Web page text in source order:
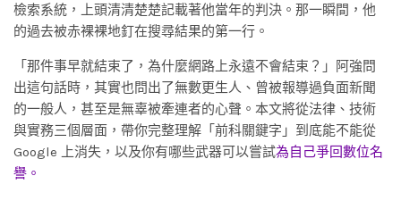
檢索系統，上頭清清楚楚記載著他當年的判決。那一瞬間，他
的過去被赤裸裸地釘在搜尋結果的第一行。
「那件事早就結束了，為什麼網路上永遠不會結束？」阿強問
出這句話時，其實也問出了無數更生人、曾被報導過負面新聞
的一般人，甚至是無辜被牽連者的心聲。本文將從法律、技術
與實務三個層面，帶你完整理解「前科關鍵字」到底能不能從
Google 上消失，以及你有哪些武器可以嘗試為自己爭回數位名
譽。